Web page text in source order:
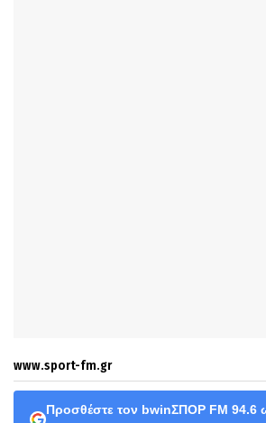
www.sport-fm.gr
Προσθέστε τον bwinΣΠΟΡ FM 94.6